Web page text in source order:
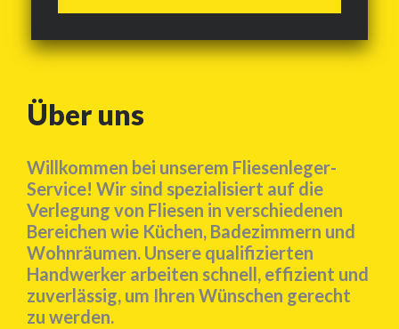
Über uns
Willkommen bei unserem Fliesenleger-
Service! Wir sind spezialisiert auf die
Verlegung von Fliesen in verschiedenen
Bereichen wie Küchen, Badezimmern und
Wohnräumen. Unsere qualifizierten
Handwerker arbeiten schnell, effizient und
zuverlässig, um Ihren Wünschen gerecht
zu werden.